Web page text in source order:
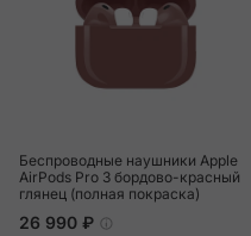
Беспроводные наушники Apple
AirPods Pro 3 бордово-красный
глянец (полная покраска)
26 990 ₽